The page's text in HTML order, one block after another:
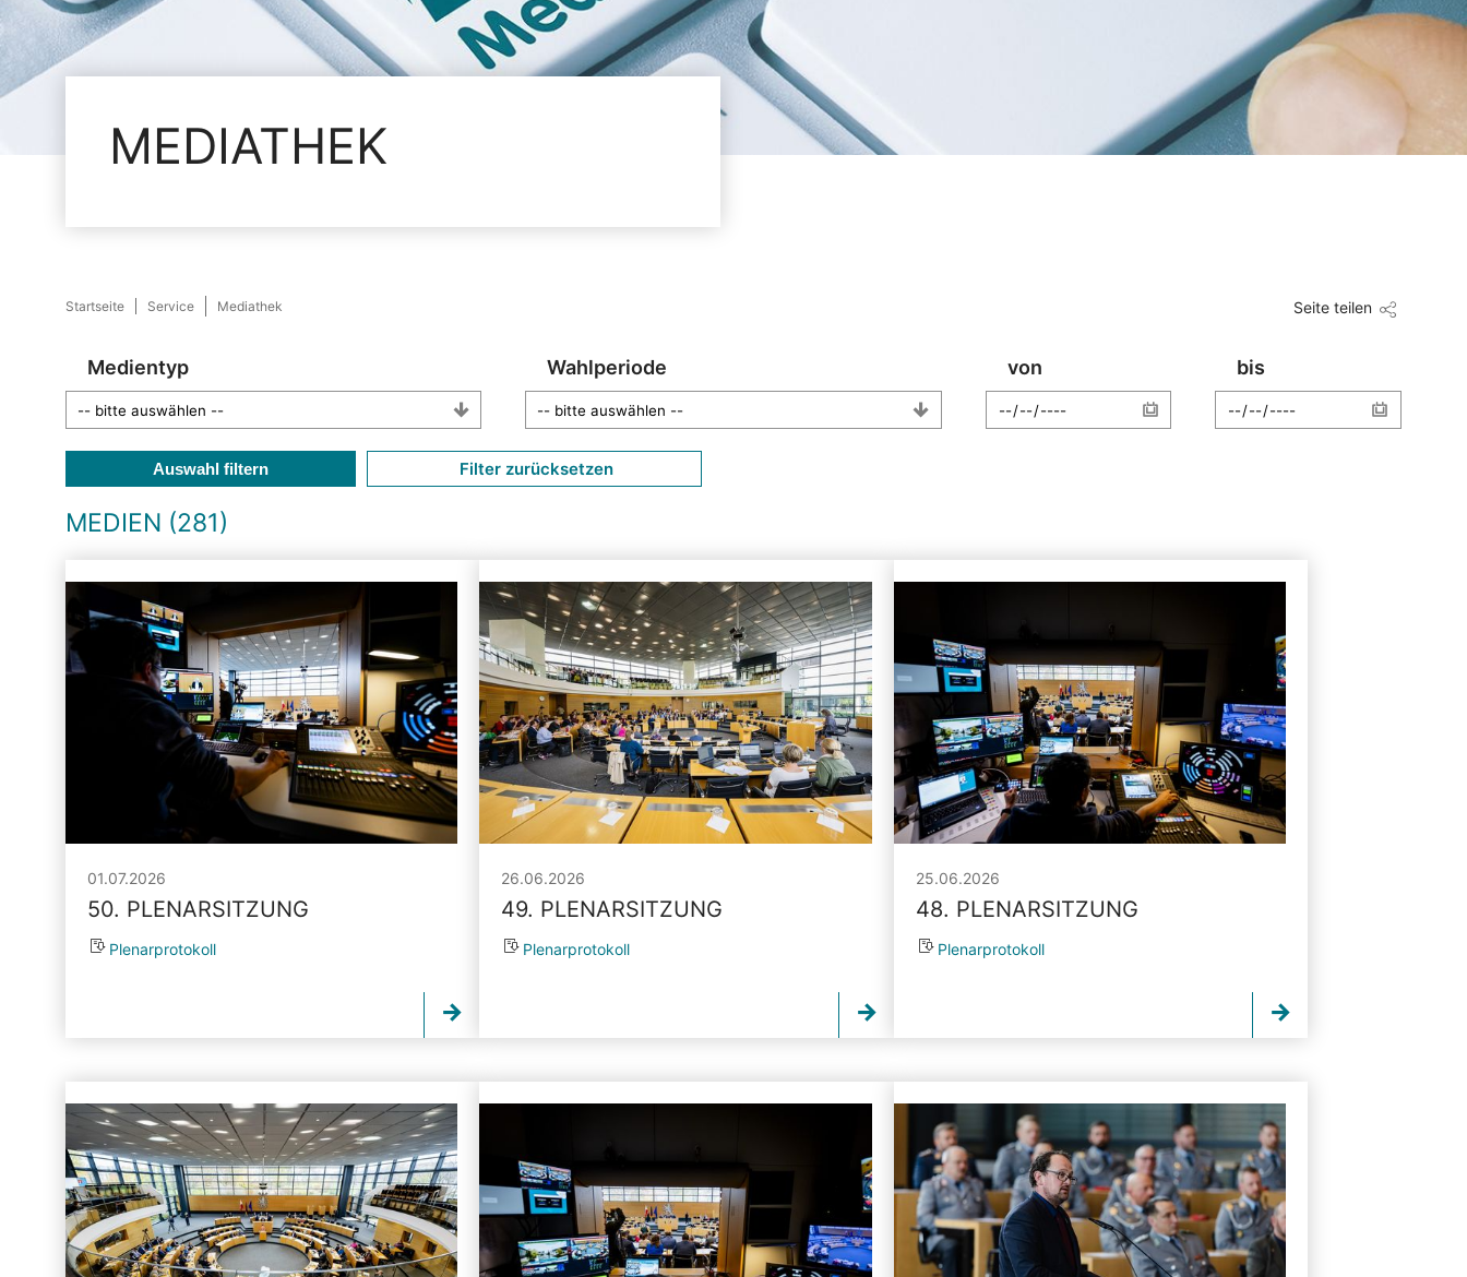
MEDIATHEK
Startseite Service Mediathek Seite teilen
Medientyp Wahlperiode von bis
Auswahl filtern Filter zurücksetzen
MEDIEN (281)
01.07.2026
50. PLENARSITZUNG
Plenarprotokoll
26.06.2026
49. PLENARSITZUNG
Plenarprotokoll
25.06.2026
48. PLENARSITZUNG
Plenarprotokoll